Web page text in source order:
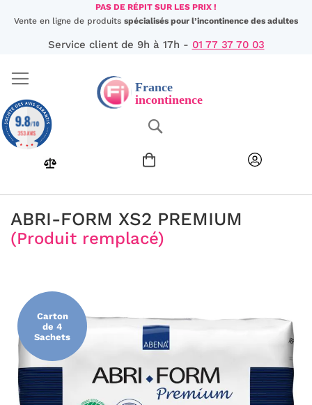
Aller
au
PAS DE RÉPIT SUR LES PRIX !
Vente en ligne de produits spécialisés pour l’incontinence des adultes
Service client de 9h à 17h - 01 77 37 70 03
ABRI-FORM XS2 PREMIUM
(Produit remplacé)
fin
de
galerie
d’images
Carton
de 4
Sachets
9.8/10
353 AVIS